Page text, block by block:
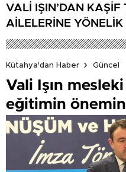
VALİ IŞIN’DAN KAŞİF
AİLELERİNE YÖNELİK
DEĞERLİ’
Kütahya'dan Haber
Güncel
Vali Işın mesleki
eğitimin